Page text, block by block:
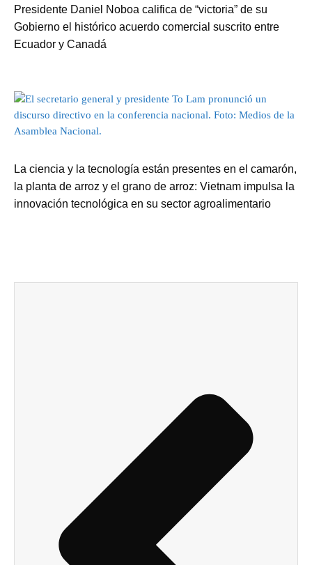
Presidente Daniel Noboa califica de “victoria” de su
Gobierno el histórico acuerdo comercial suscrito entre
Ecuador y Canadá
La ciencia y la tecnología están presentes en el camarón,
la planta de arroz y el grano de arroz: Vietnam impulsa la
innovación tecnológica en su sector agroalimentario